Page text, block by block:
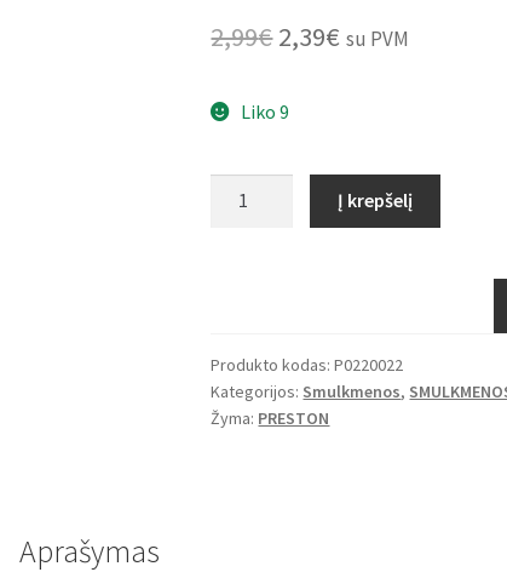
2,99€Original
was:
2,99€.
2,39€ Current
2,39€.
su PVM
Liko 9
Į krepšelį
Produkto kodas:P0220022
Kategorijos: Smulkmenos,
Žyma: PRESTON
Aprašymas